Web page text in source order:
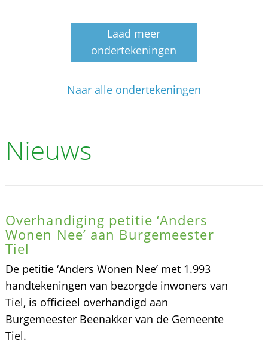
Laad meer
ondertekeningen
Naar alle ondertekeningen
Nieuws
Overhandiging petitie ‘Anders
Wonen Nee’ aan Burgemeester
Tiel
De petitie ‘Anders Wonen Nee’ met 1.993
handtekeningen van bezorgde inwoners van
Tiel, is officieel overhandigd aan
Burgemeester Beenakker van de Gemeente
Tiel.